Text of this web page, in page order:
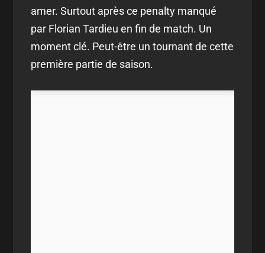
amer. Surtout après ce penalty manqué
par Florian Tardieu en fin de match. Un
moment clé. Peut-être un tournant de cette
première partie de saison.